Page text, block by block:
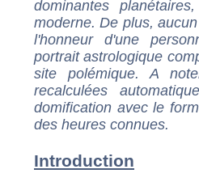
dominantes
moderne. De plus,
l'honneur d'une
portrait astrologique
site polémique. A
recalculées
domification avec le
des heures connues.
Introduction